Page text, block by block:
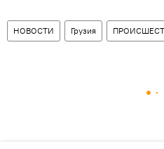
НОВОСТИ Грузия